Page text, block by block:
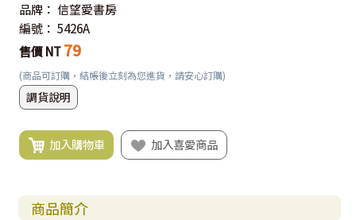
品牌： 信望愛書房
編號： 5426A
售價 NT 79
(商品可訂購，結帳後立刻為您進貨，請安心訂購)
調貨說明
加入購物車 加入喜愛商品
商品簡介